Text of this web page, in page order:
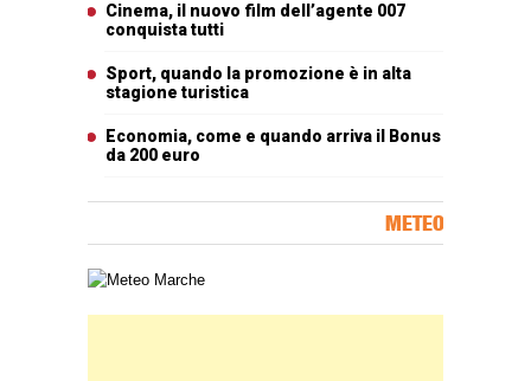
Cinema, il nuovo film dell’agente 007
conquista tutti
Sport, quando la promozione è in alta
stagione turistica
Economia, come e quando arriva il Bonus
da 200 euro
METEO
Carta meteorologica delle Marche